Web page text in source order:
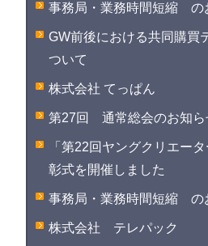
事務局・業務時間短縮 の
GW前後における共同購買
ついて
株式会社 てっぱん
第27回 通常総会のお知ら
「第22回ヤングクリエー
彰式を開催しました
事務局・業務時間短縮 の
株式会社 テレパック